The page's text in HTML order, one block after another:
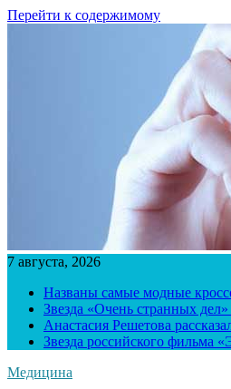
Перейти к содержимому
7 августа, 2026
Названы самые модные
Звезда «Очень странных
Анастасия Решетова
Звезда российского фильма
Медицина